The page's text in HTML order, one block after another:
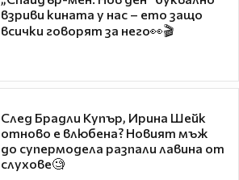
взриви кината у нас – ето защо
всички говорят за него👀🎬
След Брадли Купър, Ирина Шейк
отново е влюбена? Новият мъж
до супермодела разпали лавина от
слухове🧐